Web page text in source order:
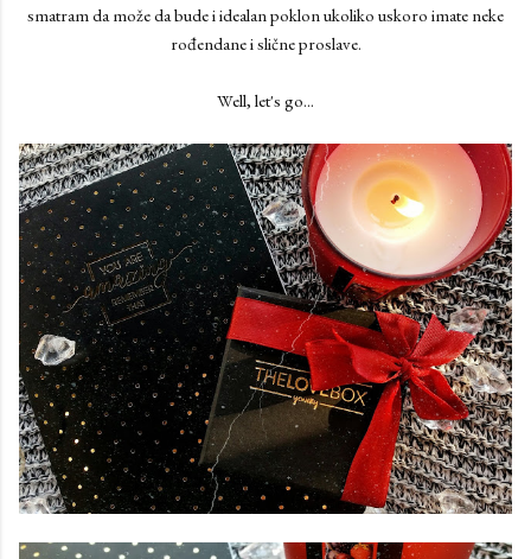
smatram da može da bude i idealan poklon ukoliko uskoro imate neke
rođendane i slične proslave.
Well, let's go...